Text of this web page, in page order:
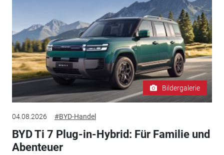
Bildergalerie
04.08.2026 #BYD-Handel
BYD Ti 7 Plug-in-Hybrid: Für Familie und
Abenteuer